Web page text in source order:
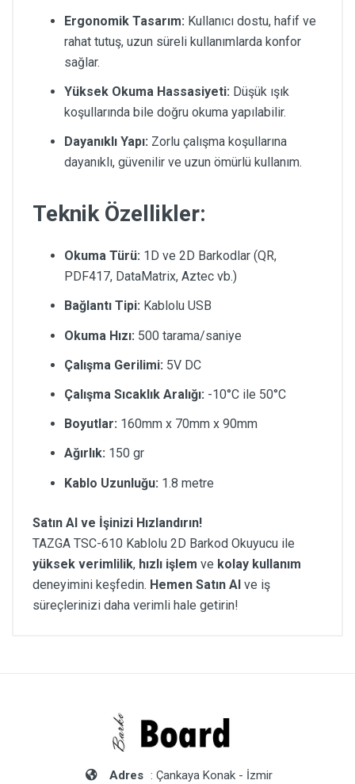
Ergonomik Tasarım: Kullanıcı dostu, hafif ve
rahat tutuş, uzun süreli kullanımlarda konfor
sağlar.
Yüksek Okuma Hassasiyeti: Düşük ışık
koşullarında bile doğru okuma yapılabilir.
Dayanıklı Yapı: Zorlu çalışma koşullarına
dayanıklı, güvenilir ve uzun ömürlü kullanım.
Teknik Özellikler:
Okuma Türü: 1D ve 2D Barkodlar (QR,
PDF417, DataMatrix, Aztec vb.)
Bağlantı Tipi: Kablolu USB
Okuma Hızı: 500 tarama/saniye
Çalışma Gerilimi: 5V DC
Çalışma Sıcaklık Aralığı: -10°C ile 50°C
Boyutlar: 160mm x 70mm x 90mm
Ağırlık: 150 gr
Kablo Uzunluğu: 1.8 metre
Satın Al ve İşinizi Hızlandırın!
TAZGA TSC-610 Kablolu 2D Barkod Okuyucu ile
yüksek verimlilik, hızlı işlem ve kolay kullanım
deneyimini keşfedin. Hemen Satın Al ve iş
süreçlerinizi daha verimli hale getirin!
Adres : Çankaya Konak - İzmir